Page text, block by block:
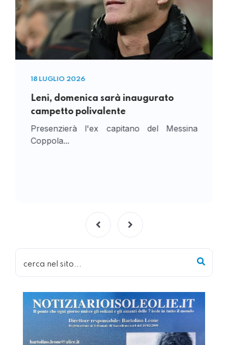
18 LUGLIO 2026
Leni, domenica sarà inaugurato
campetto polivalente
Presenzierà l'ex capitano del Messina
Coppola...